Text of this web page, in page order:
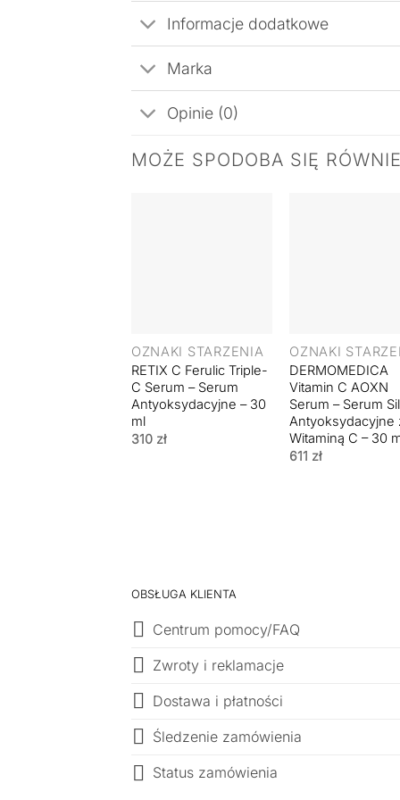
Informacje dodatkowe
Marka
Opinie (0)
MOŻE SPODOBA SIĘ
OZNAKI STARZENIA
RETIX C Ferulic Triple-
C Serum – Serum
Antyoksydacyjne – 30
ml
310 zł
OZNAKI
DERMOMEDICA
Vitamin C AOXN
Serum – Serum
Antyoksydacyjne
Witaminą C – 30
611 zł
OBSŁUGA KLIENTA
Centrum pomocy/FAQ
Zwroty i reklamacje
Dostawa i płatności
Śledzenie zamówienia
Status zamówienia